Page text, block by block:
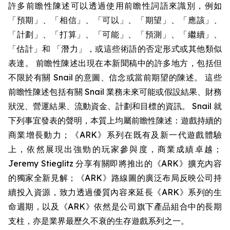
許多前瞻性陳述可以透過使用前瞻性詞語來識別，例如
「預期」、「相信」、「可以」、「期望」、「應該」、
「計劃」、「打算」、「可能」、「預測」、「繼續」、
「估計」和 「潛力」，或這些術語的否定形式或其他類似
表達。 前瞻性陳述出現在本新聞稿中的許多地方，包括但
不限於有關 Snail 的意圖、信念或當前期望的陳述。 這些
前瞻性陳述包括有關 Snail 業務未來可能或假設結果、財務
狀況、營運結果、流動資金、計劃和目標的資訊。 Snail 就
下列事宜發表的聲明，本質上均屬前瞻性陳述：遊戲持續的
商業增長動力；《ARK》系列在既有及新一代遊戲體驗
上，依然展現出強勁的玩家參與度，商業成績卓越；
Jeremy Stieglitz 分享有關即將推出的《ARK》擴充內容
的獨家全新見解；《ARK》路線圖的廣泛布局反映公司持
續投入資源，致力透過優質內容來延長《ARK》系列的生
命週期，以及《ARK》依然是公司旗下產品組合中的長期
支柱，亦是業界最歷久不衰的生存遊戲系列之一。